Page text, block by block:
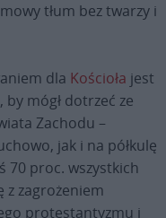
tłum bez twarzy i
dla Kościoła jest
mógł dotrzeć ze
Zachodu –
jak i na półkulę
70 proc. wszystkich
z zagrożeniem
protestantyzmu i